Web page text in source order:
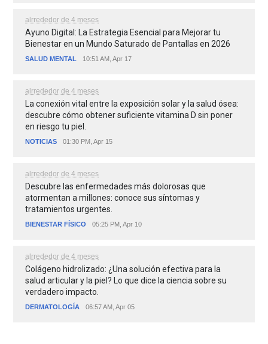
alrrededor de 4 meses
Ayuno Digital: La Estrategia Esencial para Mejorar tu
Bienestar en un Mundo Saturado de Pantallas en 2026
SALUD MENTAL 10:51 AM, Apr 17
alrrededor de 4 meses
La conexión vital entre la exposición solar y la salud ósea:
descubre cómo obtener suficiente vitamina D sin poner
en riesgo tu piel.
NOTICIAS 01:30 PM, Apr 15
alrrededor de 4 meses
Descubre las enfermedades más dolorosas que
atormentan a millones: conoce sus síntomas y
tratamientos urgentes.
BIENESTAR FÍSICO 05:25 PM, Apr 10
alrrededor de 4 meses
Colágeno hidrolizado: ¿Una solución efectiva para la
salud articular y la piel? Lo que dice la ciencia sobre su
verdadero impacto.
DERMATOLOGÍA 06:57 AM, Apr 05